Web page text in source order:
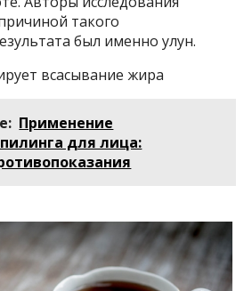
такого
был именно улун.
всасывание жира
Применение
для лица: